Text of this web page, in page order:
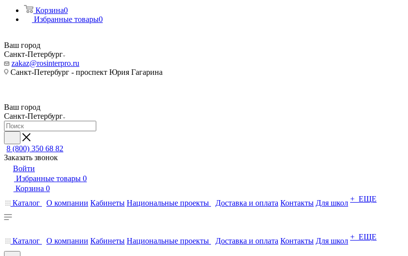
Корзина0
Избранные товары0
Ваш город
Санкт-Петербург
zakaz@rosinterpro.ru
Санкт-Петербург - проспект Юрия Гагарина
Ваш город
Санкт-Петербург
8 (800) 350 68 82
Заказать звонок
Войти
Избранные товары 0
Корзина 0
Каталог
О компании Кабинеты Национальные проекты Доставка и оплата Контакты Для школ + ЕЩЕ
Каталог О компании Кабинеты Национальные проекты Доставка и оплата Контакты Для школ + ЕЩЕ